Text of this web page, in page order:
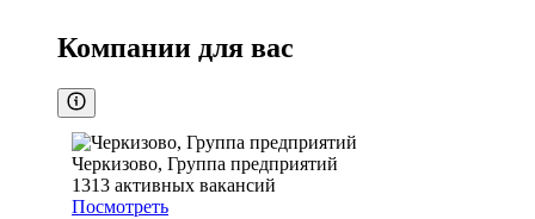
Компании для вас
Черкизово, Группа предприятий
1313 активных вакансий
Посмотреть